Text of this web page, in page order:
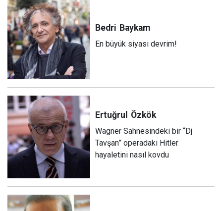
Bedri Baykam
En büyük siyasi devrim!
Ertuğrul Özkök
Wagner Sahnesindeki bir “Dj
Tavşan” operadaki Hitler
hayaletini nasıl kovdu